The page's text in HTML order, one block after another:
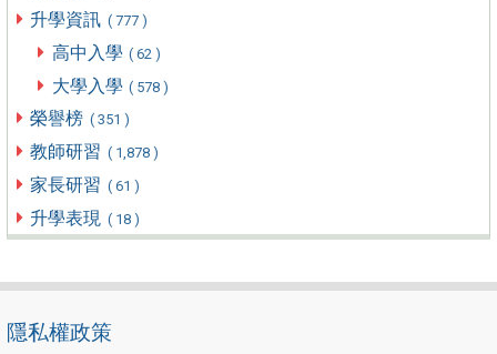
升學資訊 ( 777 )
高中入學 ( 62 )
大學入學 ( 578 )
榮譽榜 ( 351 )
教師研習 ( 1,878 )
家長研習 ( 61 )
升學表現 ( 18 )
隱私權政策